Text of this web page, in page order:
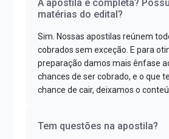
A apostila é completa?
matérias do edital?
Sim. Nossas apostilas reúnem
cobrados sem exceção. E para
preparação damos mais ênfase
chances de ser cobrado, e o que
chance de cair, deixamos o
Tem questões na apostila?